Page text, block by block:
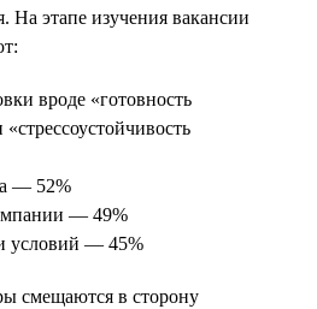
На этапе изучения вакансии
вроде «готовность
— 52%
— 49%
условий — 45%
смещаются в сторону